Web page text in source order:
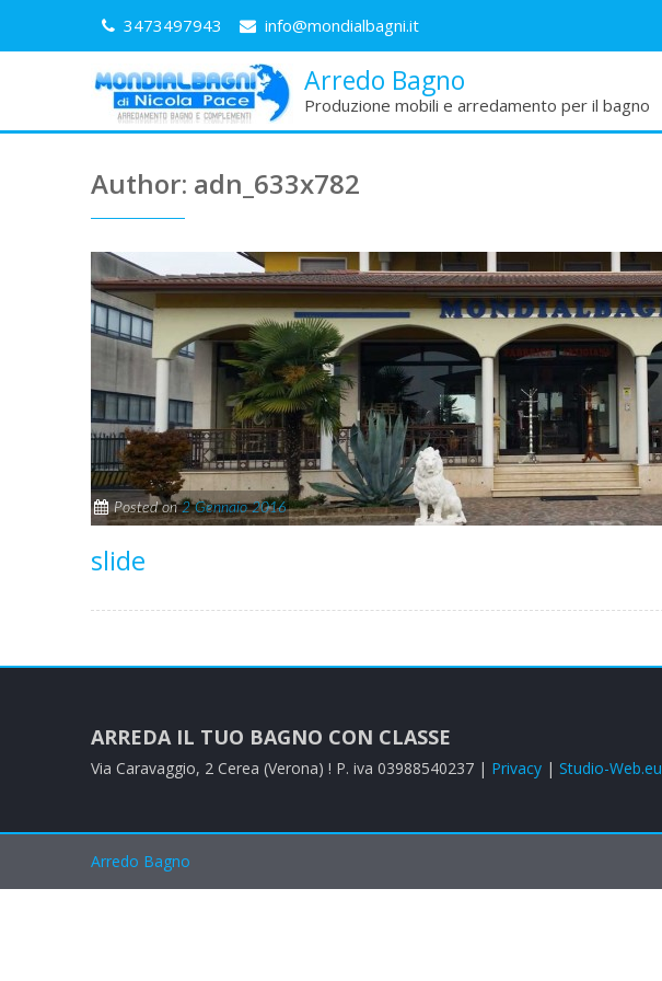
3473497943 info@mondialbagni.it
Arredo Bagno
Produzione mobili e arredamento per il bagno
Author: adn_633x782
Posted on2 Gennaio 2016
slide
ARREDA IL TUO BAGNO CON CLASSE
Via Caravaggio, 2 Cerea (Verona) ! P. iva 03988540237 | Privacy | Studio-Web.eu
Arredo Bagno